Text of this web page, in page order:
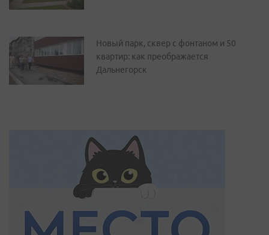
Новый парк, сквер с фонтаном и 50
квартир: как преображается
Дальнегорск